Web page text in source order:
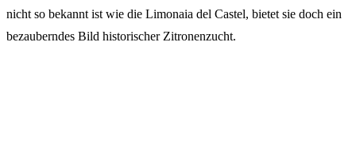
nicht so bekannt ist wie die Limonaia del Castel, bietet sie doch ein
bezauberndes Bild historischer Zitronenzucht.